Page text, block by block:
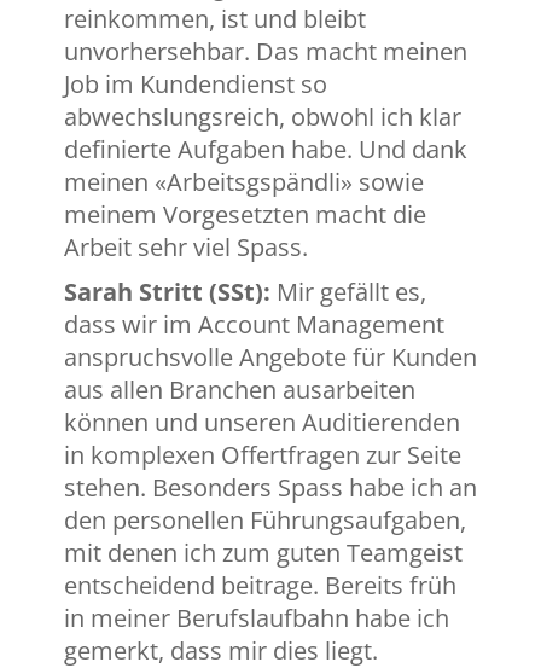
reinkommen, ist und bleibt
unvorhersehbar. Das macht meinen
Job im Kundendienst so
abwechslungsreich, obwohl ich klar
definierte Aufgaben habe. Und dank
meinen «Arbeitsgspändli» sowie
meinem Vorgesetzten macht die
Arbeit sehr viel Spass.
Sarah Stritt (SSt): Mir gefällt es,
dass wir im Account Management
anspruchsvolle Angebote für Kunden
aus allen Branchen ausarbeiten
können und unseren Auditierenden
in komplexen Offertfragen zur Seite
stehen. Besonders Spass habe ich an
den personellen Führungsaufgaben,
mit denen ich zum guten Teamgeist
entscheidend beitrage. Bereits früh
in meiner Berufslaufbahn habe ich
gemerkt, dass mir dies liegt.